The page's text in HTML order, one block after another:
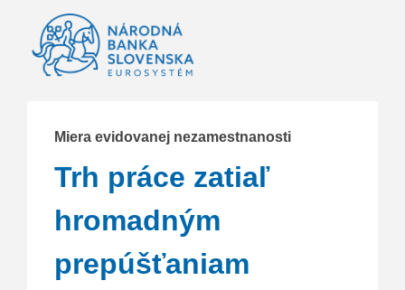
Miera evidovanej nezamestnanosti
Trh práce zatiaľ
hromadným
prepúšťaniam